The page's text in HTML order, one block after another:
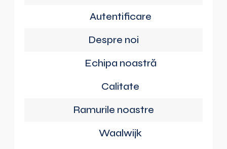
Autentificare
Despre noi
Echipa noastră
Calitate
Ramurile noastre
Waalwijk